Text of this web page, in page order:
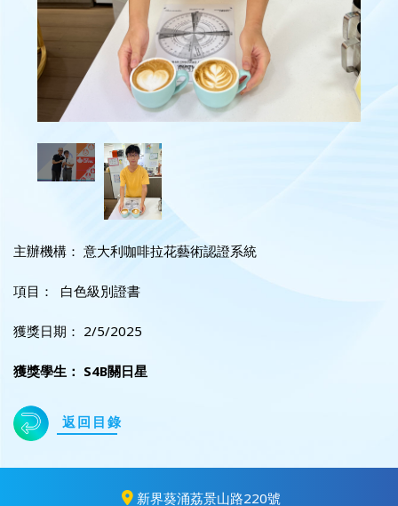
主辦機構： 意大利咖啡拉花藝術認證系統
項目： 白色級別證書
獲獎日期： 2/5/2025
獲獎學生： S4B關日星
返回目錄
新界葵涌荔景山路220號